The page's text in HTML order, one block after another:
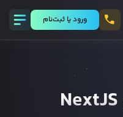
ورود يا ثبت‌نام
NextJS